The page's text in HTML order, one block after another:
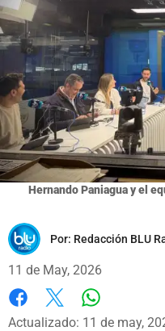
Hernando Paniagua y el
Por: Redacción BLU
11 de May, 2026
Facebook
X
Actualizado: 11 de may,